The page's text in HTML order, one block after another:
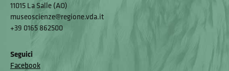
11015 La Salle (AO)
museoscienze@regione.vda.it
+39 0165 862500
Seguici
Facebook